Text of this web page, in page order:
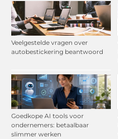
Veelgestelde vragen over
autobestickering beantwoord
Goedkope AI tools voor
ondernemers: betaalbaar
slimmer werken